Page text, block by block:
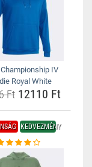
IV
Royal White
Ft12110 Ft
KEDVEZMÉNY